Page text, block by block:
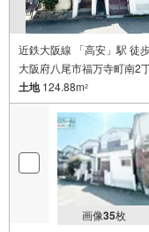
近鉄大阪線 「高安」駅 徒
大阪府八尾市福万寺町南2
土地124.88m2
画像35枚